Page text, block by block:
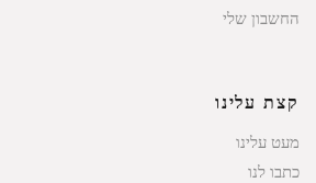
החשבון שלי
קצת עלינו
מעט עלינו
כתבו לנו